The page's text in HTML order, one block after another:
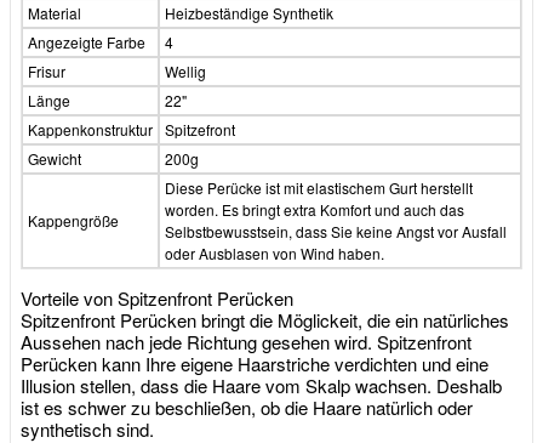
Material
Heizbeständige Synthetik
Angezeigte Farbe
4
Frisur
Wellig
Länge
22"
Kappenkonstruktur Spitzefront
Gewicht
200g
Kappengröße
Diese Perücke ist mit elastischem Gurt herstellt
worden. Es bringt extra Komfort und auch das
Selbstbewusstsein, dass Sie keine Angst vor Ausfall
oder Ausblasen von Wind haben.
Vorteile von Spitzenfront Perücken
Spitzenfront Perücken bringt die Möglickeit, die ein natürliches
Aussehen nach jede Richtung gesehen wird. Spitzenfront
Perücken kann Ihre eigene Haarstriche verdichten und eine
Illusion stellen, dass die Haare vom Skalp wachsen. Deshalb
ist es schwer zu beschließen, ob die Haare natürlich oder
synthetisch sind.